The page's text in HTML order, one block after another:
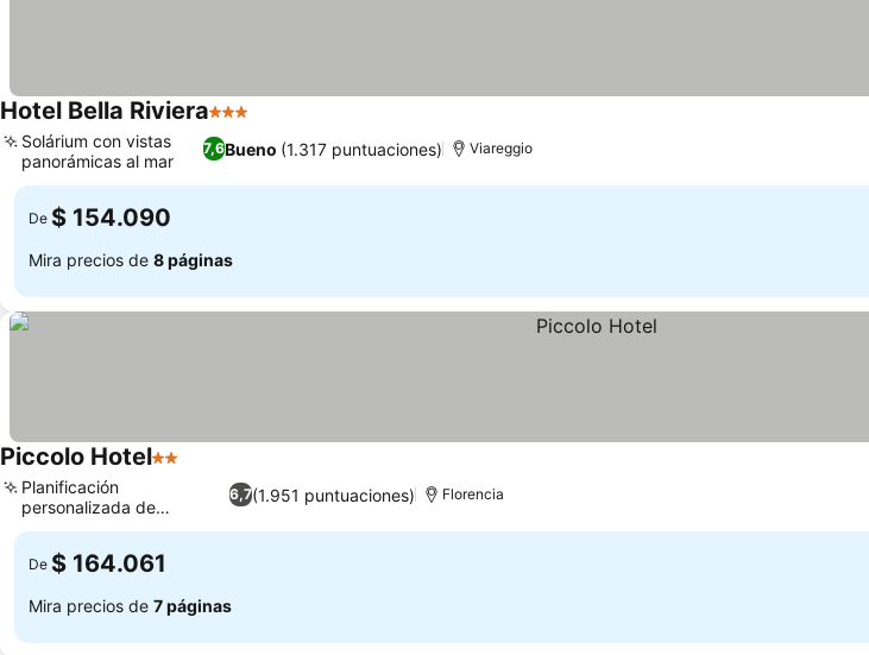
Hotel Bella Riviera3 Estrellas
7,6Bueno (1.317 puntuaciones)
Solárium con vistas
panorámicas al mar
Viareggio
De $ 154.090
Mira precios de 8 páginas
Piccolo Hotel2 Estrellas
6,7(1.951 puntuaciones)
Planificación
personalizada de
excursiones
Florencia
De $ 164.061
Mira precios de 7 páginas